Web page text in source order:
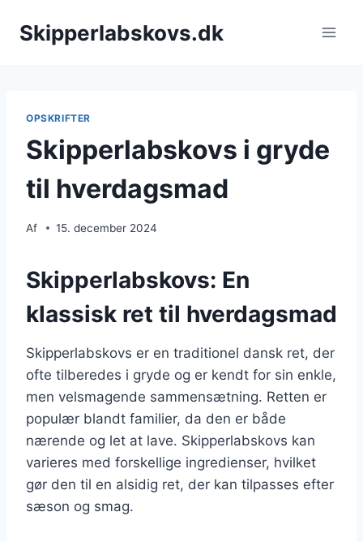
Skipperlabskovs.dk
OPSKRIFTER
Skipperlabskovs i gryde
til hverdagsmad
Af 15. december 2024
Skipperlabskovs: En
klassisk ret til hverdagsmad
Skipperlabskovs er en traditionel dansk ret, der
ofte tilberedes i gryde og er kendt for sin enkle,
men velsmagende sammensætning. Retten er
populær blandt familier, da den er både
nærende og let at lave. Skipperlabskovs kan
varieres med forskellige ingredienser, hvilket
gør den til en alsidig ret, der kan tilpasses efter
sæson og smag.